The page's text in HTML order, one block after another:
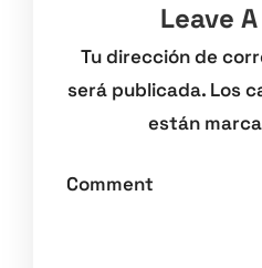
Leave
Tu dirección de
será publicada. Los
están
Comment